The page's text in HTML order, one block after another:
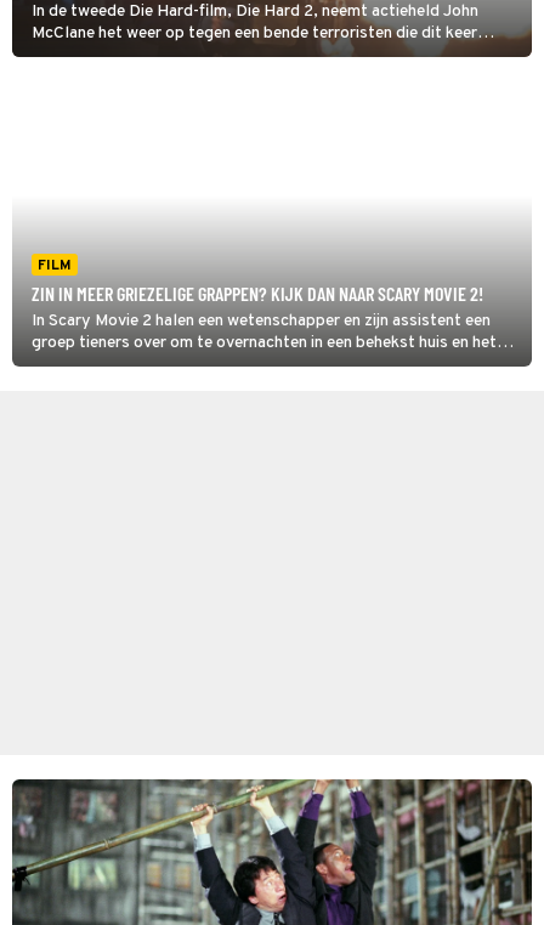
In de tweede Die Hard-film, Die Hard 2, neemt actieheld John
McClane het weer op tegen een bende terroristen die dit keer
toeslaat op een luchthaven.
FILM
ZIN IN MEER GRIEZELIGE GRAPPEN? KIJK DAN NAAR SCARY MOVIE 2!
In Scary Movie 2 halen een wetenschapper en zijn assistent een
groep tieners over om te overnachten in een behekst huis en het
fenomeen van slapeloosheid te bestuderen.